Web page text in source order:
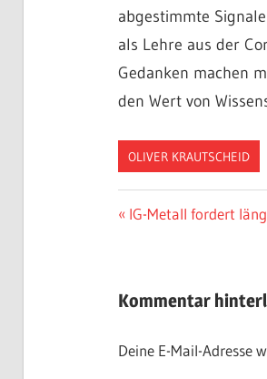
abgestimmte
als Lehre aus der
Gedanken machen
den Wert von
OLIVER KRAUTSCHEID
Vorheriger
IG-Metall fordert
Kommentar
Deine E-Mail-Adresse